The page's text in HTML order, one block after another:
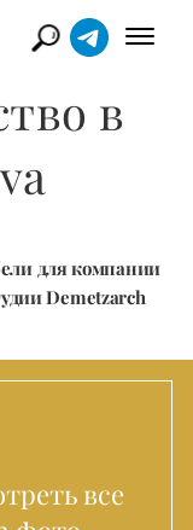
в
для компании
Demetzarch
все